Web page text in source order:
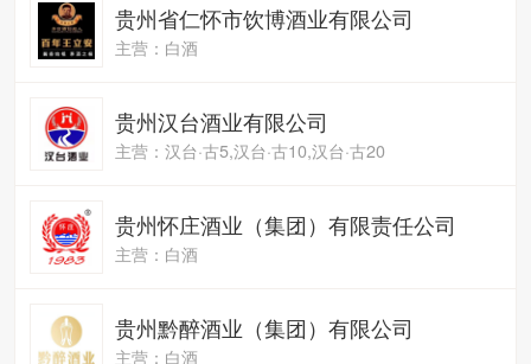
贵州省仁怀市饮博酒业有限公司
主营：白酒
贵州汉台酒业有限公司
主营：汉台·古5,汉台·古10,汉台·古20
贵州怀庄酒业（集团）有限责任公司
主营：白酒
贵州黔醉酒业（集团）有限公司
主营：白酒